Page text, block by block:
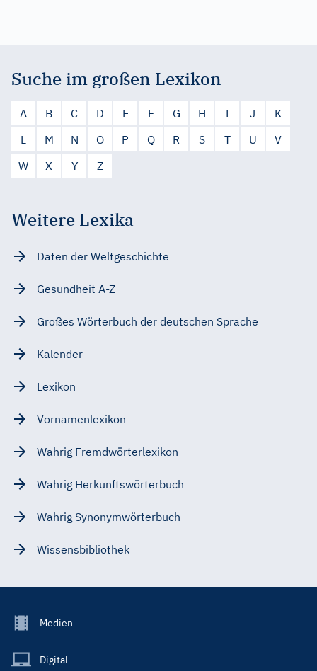
Suche im großen Lexikon
A B C D E F G H I J
K
L
M N O P Q R S T U
V
W
X Y Z
Weitere Lexika
Daten der Weltgeschichte
Gesundheit A-Z
Großes Wörterbuch der deutschen Sprache
Kalender
Lexikon
Vornamenlexikon
Wahrig Fremdwörterlexikon
Wahrig Herkunftswörterbuch
Wahrig Synonymwörterbuch
Wissensbibliothek
Footer
Main
Medien
Digital